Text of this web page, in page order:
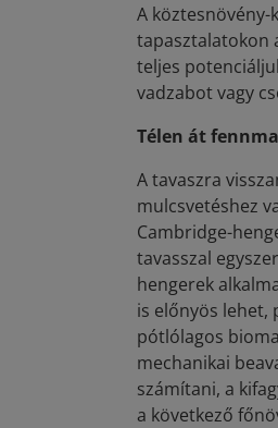
A
tapasztalatokon
teljes
vadzabot vagy
Télen át
A tavaszra
mulcsvetéshez
Cambridge-
tavasszal
hengerek
is előnyös lehet,
pótlólagos
mechanikai
számítani, a
a következő